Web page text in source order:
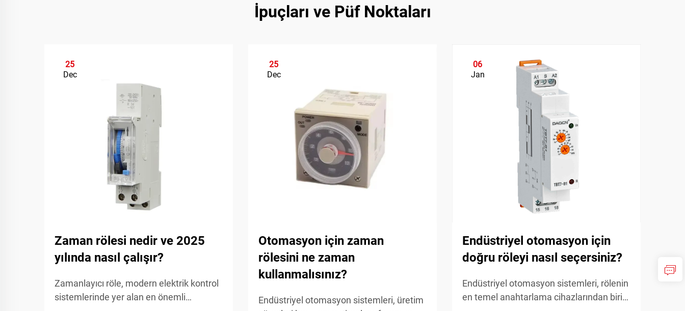
İpuçları ve Püf Noktaları
25
Dec
Zaman rölesi nedir ve 2025
yılında nasıl çalışır?
Zamanlayıcı röle, modern elektrik kontrol
sistemlerinde yer alan en önemli
25
Dec
Otomasyon için zaman
rölesini ne zaman
kullanmalısınız?
Endüstriyel otomasyon sistemleri, üretim
06
Jan
Endüstriyel otomasyon için
doğru röleyi nasıl seçersiniz?
Endüstriyel otomasyon sistemleri, rölenin
en temel anahtarlama cihazlarından biri